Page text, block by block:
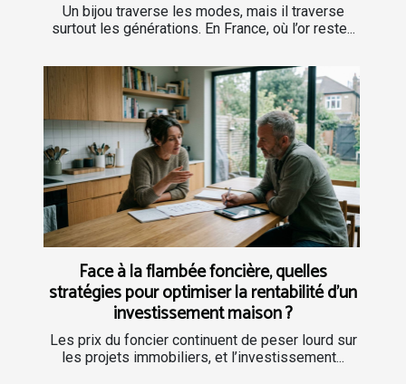
Un bijou traverse les modes, mais il traverse
surtout les générations. En France, où l’or reste...
Face à la flambée foncière, quelles
stratégies pour optimiser la rentabilité d’un
investissement maison ?
Les prix du foncier continuent de peser lourd sur
les projets immobiliers, et l’investissement...